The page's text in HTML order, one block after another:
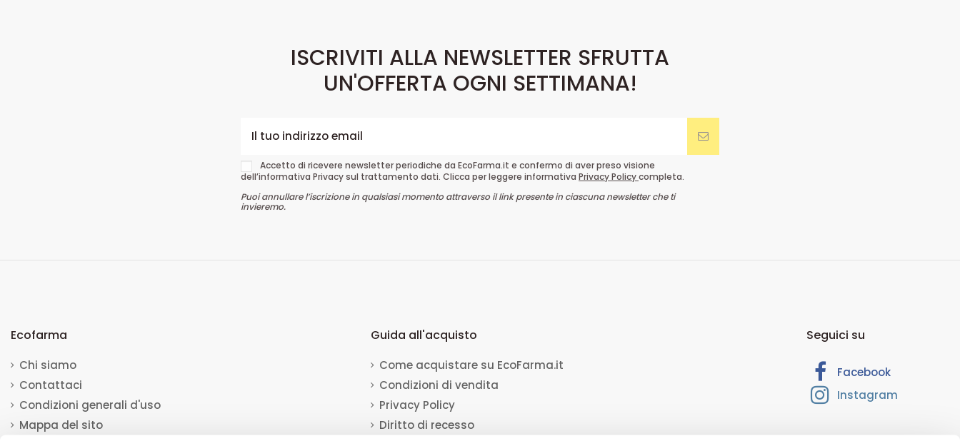
ISCRIVITI ALLA NEWSLETTER SFRUTTA
UN'OFFERTA OGNI SETTIMANA!
Accetto di ricevere newsletter periodiche da EcoFarma.it e confermo di aver preso visione
dell’informativa Privacy sul trattamento dati. Clicca per leggere informativa Privacy Policycompleta.
Puoi annullare l’iscrizione in qualsiasi momento attraverso il link presente in ciascuna newsletter che ti
invieremo.
Ecofarma
Chi siamo
Contattaci
Condizioni generali d'uso
Mappa del sito
Guida all'acquisto
Come acquistare su EcoFarma.it
Condizioni di vendita
Privacy Policy
Diritto di recesso
Seguici su
Facebook
Instagram